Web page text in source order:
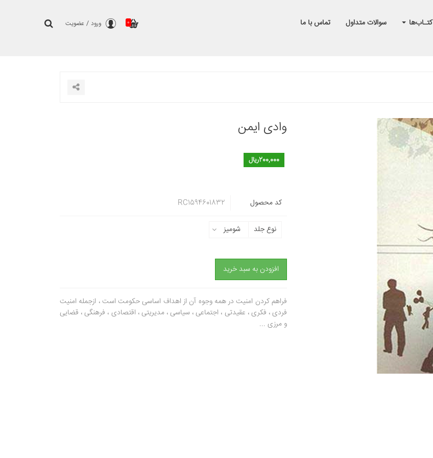
کتـاب‌ها سوالات متداول تماس با ما 0 ورود / عضویت
وادی ایمن
200,000ریال
کد محصول RC1594601832
نوع جلد شومیز
افزودن به سبد خرید
فراهم کردن امنیت در همه وجوه آن از اهداف اساسی حکومت است ، ازجمله امنیت
فردی ، فکری ، عقیدتی ، اجتماعی ، سیاسی ، مدیریتی ، اقتصادی ، فرهنگی ، قضایی
و مرزی ...